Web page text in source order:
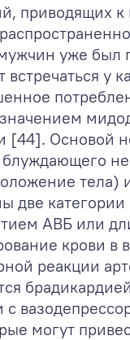
приводящих
уже был
у
[44]. Основой
тела)
категории
АВБ или
крови
реакции
могут